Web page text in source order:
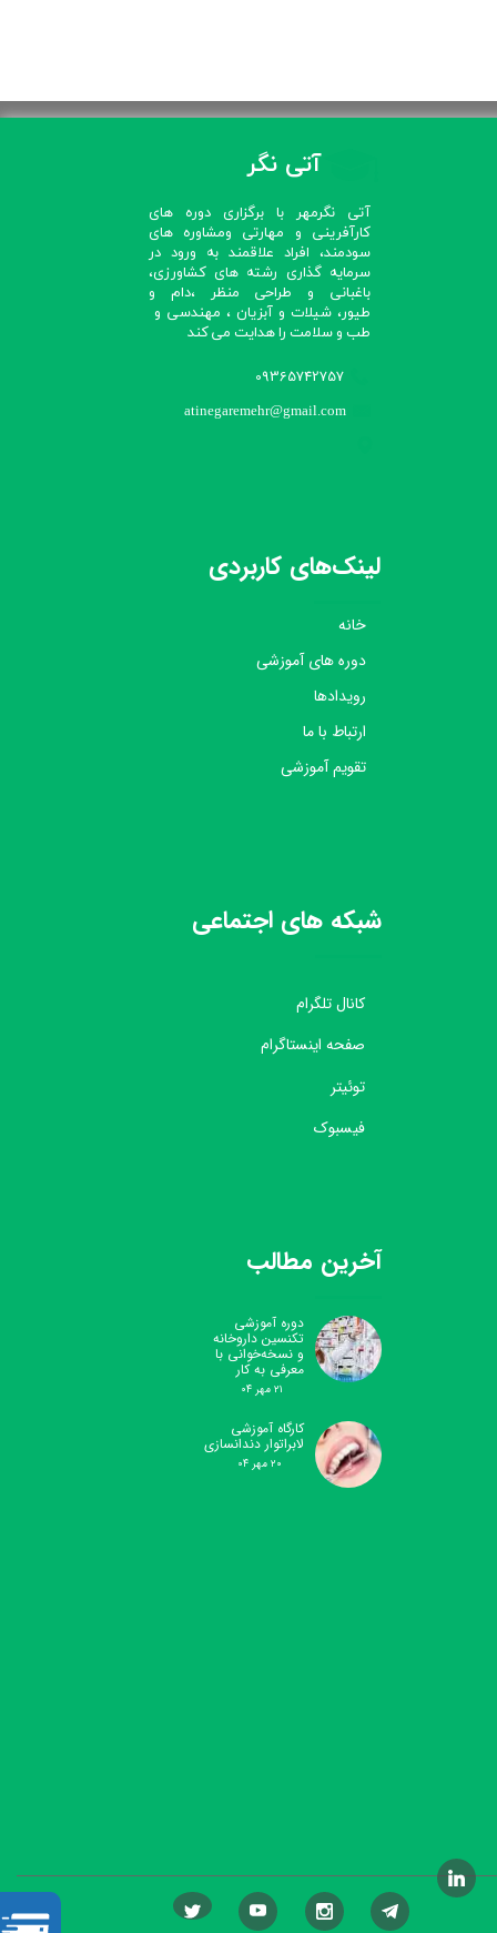
آتی نگر
آتی نگرمهر با برگزاری دوره های
کارآفرینی و مهارتی ومشاوره های
سودمند، افراد علاقمند به ورود در
سرمایه گذاری رشته های کشاورزی،
باغبانی و طراحی منظر ،دام و
طیور، شیلات و آبزیان ، مهندسی و
طب و سلامت را هدایت می کند​​​​​​​
09365742757
atinegaremehr@gmail.com
لینک‌های کاربردی
خانه
دوره های آموزشی
رویدادها
ارتباط با ما
تقویم آموزشی
آخرین مطالب
دوره آموزشی
تکنسین داروخانه
و نسخه‌خوانی با
معرفی به کار
۲۱ مهر ۰۴
کارگاه آموزشی
لابراتوار دندانسازی
۲۰ مهر ۰۴
شبکه های اجتماعی
کانال تلگرام
صفحه اینستاگرام
توئیتر
فیسبوک